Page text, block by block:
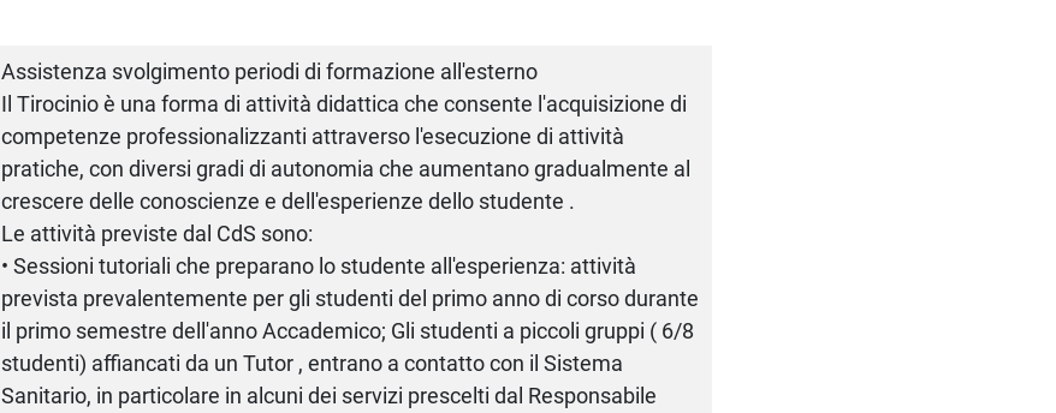
Assistenza svolgimento periodi di formazione all'esterno
Il Tirocinio è una forma di attività didattica che consente l'acquisizione di
competenze professionalizzanti attraverso l'esecuzione di attività
pratiche, con diversi gradi di autonomia che aumentano gradualmente al
crescere delle conoscienze e dell'esperienze dello studente .
Le attività previste dal CdS sono:
• Sessioni tutoriali che preparano lo studente all'esperienza: attività
prevista prevalentemente per gli studenti del primo anno di corso durante
il primo semestre dell'anno Accademico; Gli studenti a piccoli gruppi ( 6/8
studenti) affiancati da un Tutor , entrano a contatto con il Sistema
Sanitario, in particolare in alcuni dei servizi prescelti dal Responsabile